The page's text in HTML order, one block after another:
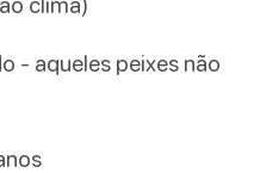
- aqueles peixes não